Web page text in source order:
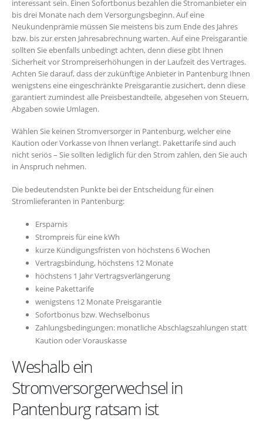
interessant sein. Einen Sofortbonus bezahlen die Stromanbieter ein
bis drei Monate nach dem Versorgungsbeginn. Auf eine
Neukundenprämie müssen Sie meistens bis zum Ende des Jahres
bzw. bis zur ersten Jahresabrechnung warten. Auf eine Preisgarantie
sollten Sie ebenfalls unbedingt achten, denn diese gibt Ihnen
Sicherheit vor Strompreiserhöhungen in der Laufzeit des Vertrages.
Achten Sie darauf, dass der zukünftige Anbieter in Pantenburg Ihnen
wenigstens eine eingeschränkte Preisgarantie zusichert, denn diese
garantiert zumindest alle Preisbestandteile, abgesehen von Steuern,
Abgaben sowie Umlagen.
Wählen Sie keinen Stromversorger in Pantenburg, welcher eine
Kaution oder Vorkasse von Ihnen verlangt. Pakettarife sind auch
nicht seriös – Sie sollten lediglich für den Strom zahlen, den Sie auch
in Anspruch nehmen.
Die bedeutendsten Punkte bei der Entscheidung für einen
Stromlieferanten in Pantenburg:
Ersparnis
Strompreis für eine kWh
kurze Kündigungsfristen von höchstens 6 Wochen
Vertragsbindung, höchstens 12 Monate
höchstens 1 Jahr Vertragsverlängerung
keine Pakettarife
wenigstens 12 Monate Preisgarantie
Sofortbonus bzw. Wechselbonus
Zahlungsbedingungen: monatliche Abschlagszahlungen statt
Kaution oder Vorauskasse
Weshalb ein
Stromversorgerwechsel in
Pantenburg ratsam ist